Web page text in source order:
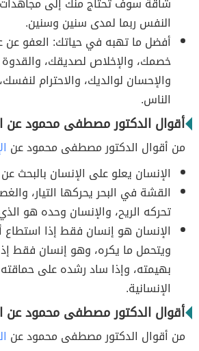
النفس ربما لمدى سنين وسنين.
أفضل ما تهبه في حياتك: العفو عن
خصمك، والإخلاص لصديقك،
والإحسان لوالديك، والاحترام
الناس.
أقوال الدكتور مصطفى محمود عن
من أقوال الدكتور مصطفى محمود عن
الإنسان يعلو على الإنسان بالبحث
القشة في البحر يحركها التيار،
تحركه الريح، والإنسان وحده هو
الإنسان هو إنسان فقط إذا استطاع
ويتحمل ما يكره، وهو إنسان فقط
بهيمته، وإذا ساد رشده على
الإنسانية.
أقوال الدكتور مصطفى محمود عن
من أقوال الدكتور مصطفى محمود عن